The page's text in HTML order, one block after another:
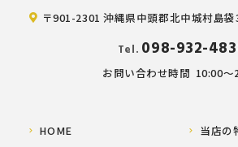
〒901-2301 沖縄県中頭郡北中城村島
Tel. 098-932-
お問い合わせ時間 10:00～
HOME 当店の